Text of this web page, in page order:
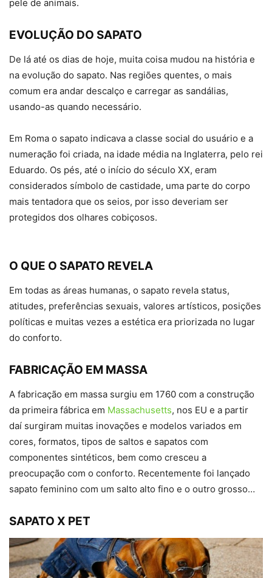
pele de animais.
EVOLUÇÃO DO SAPATO
De lá até os dias de hoje, muita coisa mudou na história e
na evolução do sapato. Nas regiões quentes, o mais
comum era andar descalço e carregar as sandálias,
usando-as quando necessário.
Em Roma o sapato indicava a classe social do usuário e a
numeração foi criada, na idade média na Inglaterra, pelo rei
Eduardo. Os pés, até o início do século XX, eram
considerados símbolo de castidade, uma parte do corpo
mais tentadora que os seios, por isso deveriam ser
protegidos dos olhares cobiçosos.
O QUE O SAPATO REVELA
Em todas as áreas humanas, o sapato revela status,
atitudes, preferências sexuais, valores artísticos, posições
políticas e muitas vezes a estética era priorizada no lugar
do conforto.
FABRICAÇÃO EM MASSA
A fabricação em massa surgiu em 1760 com a construção
da primeira fábrica em Massachusetts, nos EU e a partir
daí surgiram muitas inovações e modelos variados em
cores, formatos, tipos de saltos e sapatos com
componentes sintéticos, bem como cresceu a
preocupação com o conforto. Recentemente foi lançado
sapato feminino com um salto alto fino e o outro grosso…
SAPATO X PET